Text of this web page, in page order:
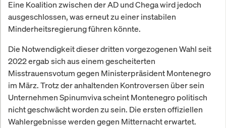
Eine Koalition zwischen der AD und Chega wird jedoch
ausgeschlossen, was erneut zu einer instabilen
Minderheitsregierung führen könnte.
Die Notwendigkeit dieser dritten vorgezogenen Wahl seit
2022 ergab sich aus einem gescheiterten
Misstrauensvotum gegen Ministerpräsident Montenegro
im März. Trotz der anhaltenden Kontroversen über sein
Unternehmen Spinumviva scheint Montenegro politisch
nicht geschwächt worden zu sein. Die ersten offiziellen
Wahlergebnisse werden gegen Mitternacht erwartet.